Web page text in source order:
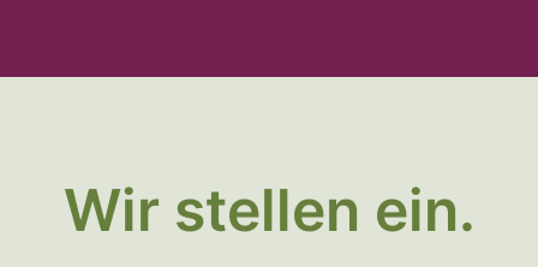
Wir stellen ein.